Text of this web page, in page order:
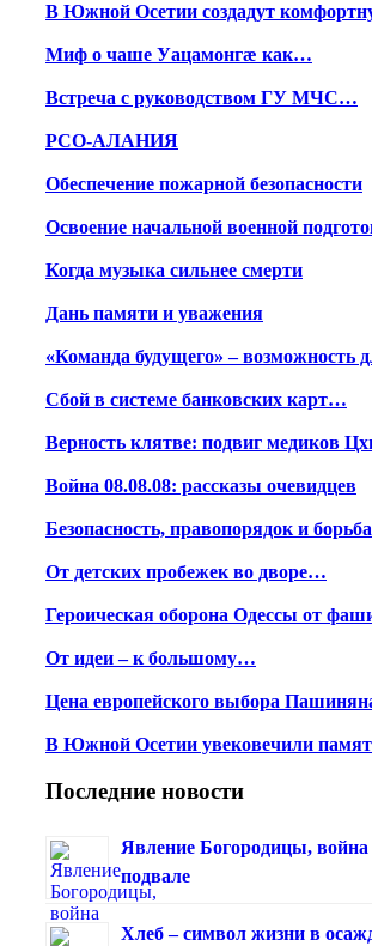
В Южной Осетии создадут
Миф о чаше Уацамонгæ как…
Встреча с руководством ГУ МЧС…
РСО-АЛАНИЯ
Обеспечение пожарной безопасности
Освоение начальной военной
Когда музыка сильнее смерти
Дань памяти и уважения
«Команда будущего» – возможность
Сбой в системе банковских карт…
Верность клятве: подвиг медиков
Война 08.08.08: рассказы очевидцев
Безопасность, правопорядок и
От детских пробежек во дворе…
Героическая оборона Одессы от
От идеи – к большому…
Цена европейского выбора
В Южной Осетии увековечили
Последние новости
Явление Богородицы,
подвале
Хлеб – символ жизни в